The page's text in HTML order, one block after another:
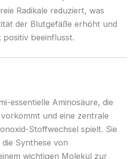
Radikale reduziert, was
der Blutgefäße erhöht und
beeinflusst.
essentielle Aminosäure, die
und eine zentrale
Stoffwechsel spielt. Sie
Synthese von
wichtigen Molekül zur